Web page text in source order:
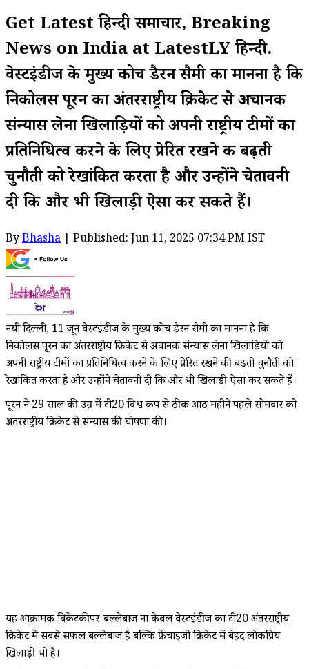
Get Latest हिन्दी समाचार, Breaking
News on India at LatestLY हिन्दी.
वेस्टइंडीज के मुख्य कोच डैरन सैमी का मानना ​​है कि
निकोलस पूरन का अंतरराष्ट्रीय क्रिकेट से अचानक
संन्यास लेना खिलाड़ियों को अपनी राष्ट्रीय टीमों का
प्रतिनिधित्व करने के लिए प्रेरित रखने की बढ़ती
चुनौती को रेखांकित करता है और उन्होंने चेतावनी
दी कि और भी खिलाड़ी ऐसा कर सकते हैं।
ByBhasha | Published: Jun 11, 2025 07:34 PM IST
नयी दिल्ली, 11 जून वेस्टइंडीज के मुख्य कोच डैरन सैमी का मानना ​​है कि
निकोलस पूरन का अंतरराष्ट्रीय क्रिकेट से अचानक संन्यास लेना खिलाड़ियों को
अपनी राष्ट्रीय टीमों का प्रतिनिधित्व करने के लिए प्रेरित रखने की बढ़ती चुनौती को
रेखांकित करता है और उन्होंने चेतावनी दी कि और भी खिलाड़ी ऐसा कर सकते हैं।
पूरन ने 29 साल की उम्र में टी20 विश्व कप से ठीक आठ महीने पहले सोमवार को
अंतरराष्ट्रीय क्रिकेट से संन्यास की घोषणा की।
यह आक्रामक विकेटकीपर-बल्लेबाज ना केवल वेस्टइंडीज का टी20 अंतरराष्ट्रीय
क्रिकेट में सबसे सफल बल्लेबाज है बल्कि फ्रेंचाइजी क्रिकेट में बेहद लोकप्रिय
खिलाड़ी भी है।